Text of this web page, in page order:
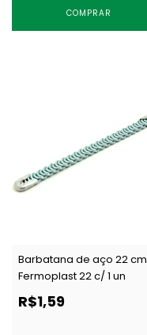
COMPRAR
Barbatana de aço 22 cm
Fermoplast 22 c/ 1 un
R$1,59